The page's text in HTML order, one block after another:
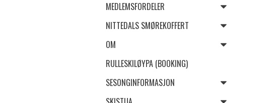
MEDLEMSFORDELER
NITTEDALS SMØREKOFFERT
OM
RULLESKILØYPA (BOOKING)
SESONGINFORMASJON